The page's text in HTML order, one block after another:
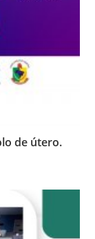
de útero.